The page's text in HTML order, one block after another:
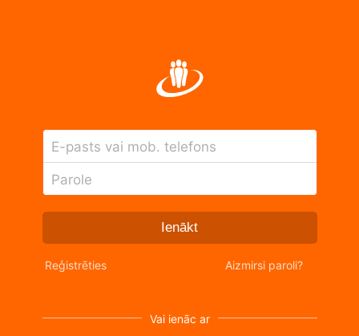
E-pasts vai mob. telefons
Parole
Ienākt
Reģistrēties Aizmirsi paroli?
Vai ienāc ar